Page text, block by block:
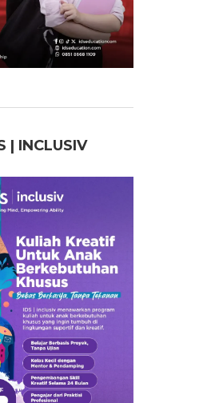
| INCLUSIV